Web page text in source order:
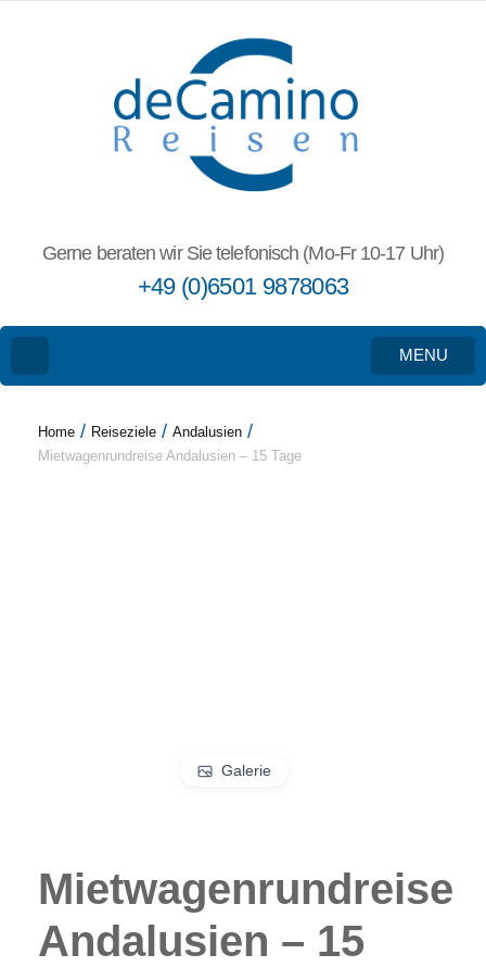
Gerne beraten wir Sie telefonisch (Mo-Fr 10-17 Uhr)
+49 (0)6501 9878063
MENU
Home / Reiseziele / Andalusien /
Mietwagenrundreise Andalusien – 15 Tage
Galerie
Mietwagenrundreise
Andalusien – 15